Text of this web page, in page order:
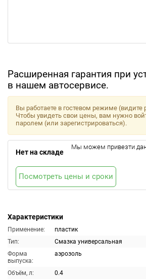
Расширенная гарантия при
в нашем автосервисе.
Характеристики
Применение:
пластик
Тип:
Смазка универсальная
Форма
выпуска:
аэрозоль
Объём, л:
0.4
Вы работаете в гостевом режиме
Чтобы увидеть свои цены, вам нужно
паролем (или зарегистрироваться).
Нет на складе
Мы можем привезти
Посмотреть цены и сроки